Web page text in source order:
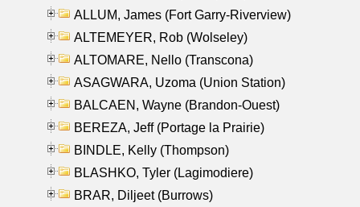
ALLUM, James (Fort Garry-Riverview)
ALTEMEYER, Rob (Wolseley)
ALTOMARE, Nello (Transcona)
ASAGWARA, Uzoma (Union Station)
BALCAEN, Wayne (Brandon-Ouest)
BEREZA, Jeff (Portage la Prairie)
BINDLE, Kelly (Thompson)
BLASHKO, Tyler (Lagimodiere)
BRAR, Diljeet (Burrows)